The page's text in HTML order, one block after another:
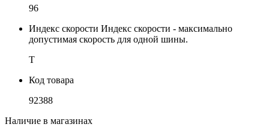
96
Индекс скорости Индекс скорости - максимально
допустимая скорость для одной шины.
T
Код товара
92388
Наличие в магазинах